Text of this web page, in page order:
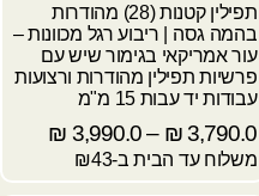
תפילין קטנות (28) מהודרות
בהמה גסה | ריבוע רגל מכוונות –
עור אמריקאי בגימור שיש עם
פרשיות תפילין מהודרות ורצועות
עבודות יד עבות 15 מ"מ
3,790.0
₪
–
3,990.0
₪
משלוח עד הבית ב-₪43